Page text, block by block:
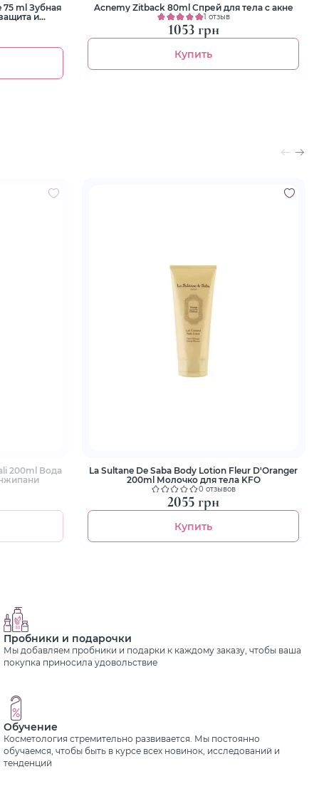
75 ml Зубная
и
Acnemy Zitback 80ml Спрей для тела с акне
1 отзыв
1053 грн
Купить
200ml Вода
La Sultane De Saba Body Lotion Fleur D'Oranger
200ml Молочко для тела KFO
0 отзывов
2055 грн
Купить
Пробники и подарочки
Мы добавляем пробники и подарки к каждому заказу, чтобы ваша
покупка приносила удовольствие
Обучение
Косметология стремительно развивается. Мы постоянно
обучаемся, чтобы быть в курсе всех новинок, исследований и
тенденций